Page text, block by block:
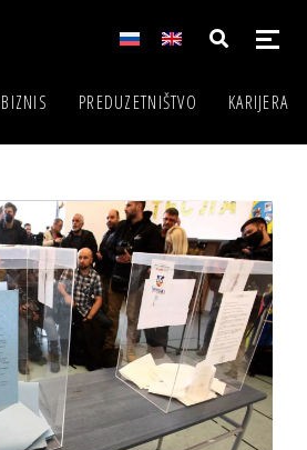
BIZNIS PREDUZETNIŠTVO KARIJERA